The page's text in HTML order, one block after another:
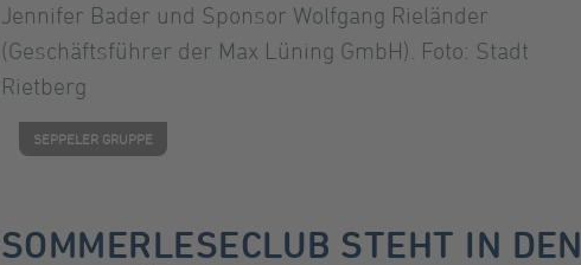
Jennifer Bader und Sponsor Wolfgang Rieländer
(Geschäftsführer der Max Lüning GmbH). Foto: Stadt
Rietberg
SEPPELER GRUPPE
SOMMERLESECLUB STEHT IN DEN